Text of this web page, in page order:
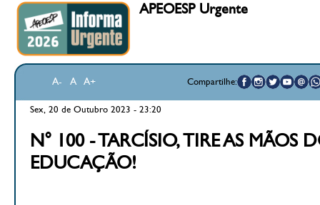
APEOESP Urgente
A- A A+ Compartilhe:
Sex, 20 de Outubro 2023 - 23:20
N° 100 - TARCÍSIO, TIRE AS MÃOS
EDUCAÇÃO!